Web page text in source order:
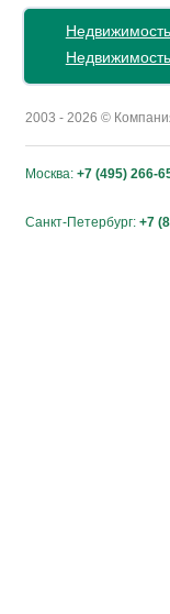
2003 - 2026 ©
Москва: +7 (495) 266-
Санкт-Петербург: +7